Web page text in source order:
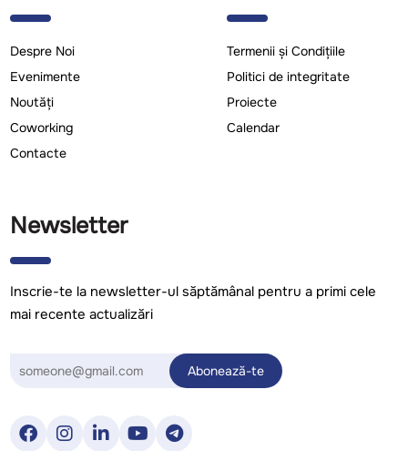
Despre Noi
Evenimente
Noutăți
Coworking
Contacte
Termenii și Condițiile
Politici de integritate
Proiecte
Calendar
Newsletter
Inscrie-te la newsletter-ul săptămânal pentru a primi cele
mai recente actualizări